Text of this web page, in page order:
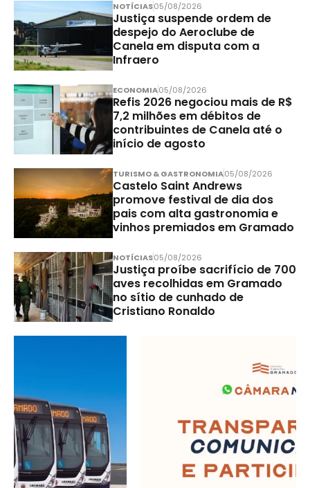
NOTÍCIAS05/08/2026
Justiça suspende ordem de
despejo do Aeroclube de
Canela em disputa com a
Infraero
ECONOMIA05/08/2026
Refis 2026 negociou mais de R$
7,2 milhões em débitos de
contribuintes de Canela até o
início de agosto
TURISMO & GASTRONOMIA05/08/2026
Castelo Saint Andrews
promove festival de dia dos
pais com alta gastronomia e
vinhos premiados em Gramado
NOTÍCIAS05/08/2026
Justiça proíbe sacrifício de 700
aves recolhidas em Gramado
no sítio de cunhado de
Cristiano Ronaldo